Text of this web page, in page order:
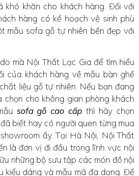
khó khăn cho khách hàng. Đối với
hàng có kế hoạch vệ sinh phù
mẫu sofa gỗ tự nhiên bền đẹp với
mà Nội Thất Lạc Gia để tìm hiểu
của khách hàng về mẫu bàn ghế
liệu gỗ tự nhiên. Nếu bạn đang
chọn cho không gian phòng khách
sofa gỗ cao cấp thì hãy chọn
biết hay có người quen từng mua
ấy. Tại Hà Nội, Nội Thất
là đơn vị đi đầu trong lĩnh vực nội
những bộ sưu tập các món đồ nội
kiểu dáng và mẫu mã đa dạng. Để